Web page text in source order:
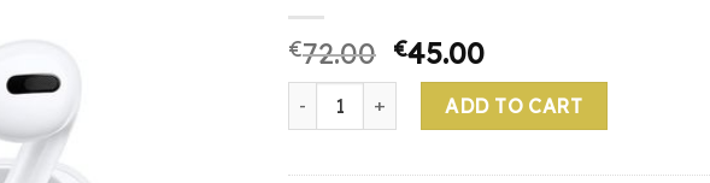
€72.00 €45.00
auriculares compatibles con iphone quantity
ADD TO CART